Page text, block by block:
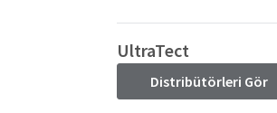
UltraTect
Distribütörleri Gör